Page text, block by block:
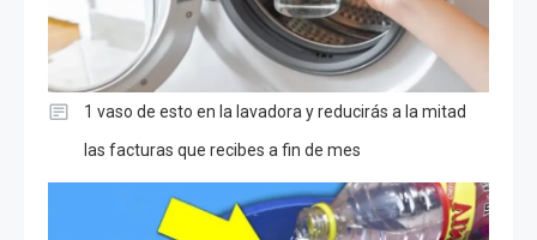
1 vaso de esto en la lavadora y reducirás a la mitad
las facturas que recibes a fin de mes